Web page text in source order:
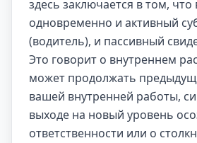
здесь заключается в том, что
одновременно и активный
(водитель), и пассивный
Это говорит о внутреннем
может продолжать
вашей внутренней работы,
выходе на новый уровень
ответственности или о